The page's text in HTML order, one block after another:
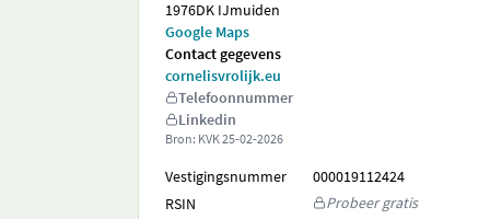
1976DK IJmuiden
Google Maps
Contact gegevens
cornelisvrolijk.eu
Telefoonnummer
Linkedin
Bron: KVK25-02-2026
Vestigingsnummer
000019112424
RSIN
Probeer gratis